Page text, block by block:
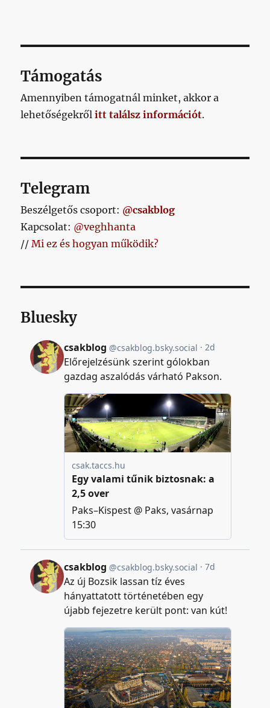
Támogatás
Amennyiben támogatnál minket, akkor a
lehetőségekrőlitt találsz információt.
Telegram
Beszélgetős csoport: @csakblog
Kapcsolat: @veghhanta
//Mi ez és hogyan működik?
Bluesky